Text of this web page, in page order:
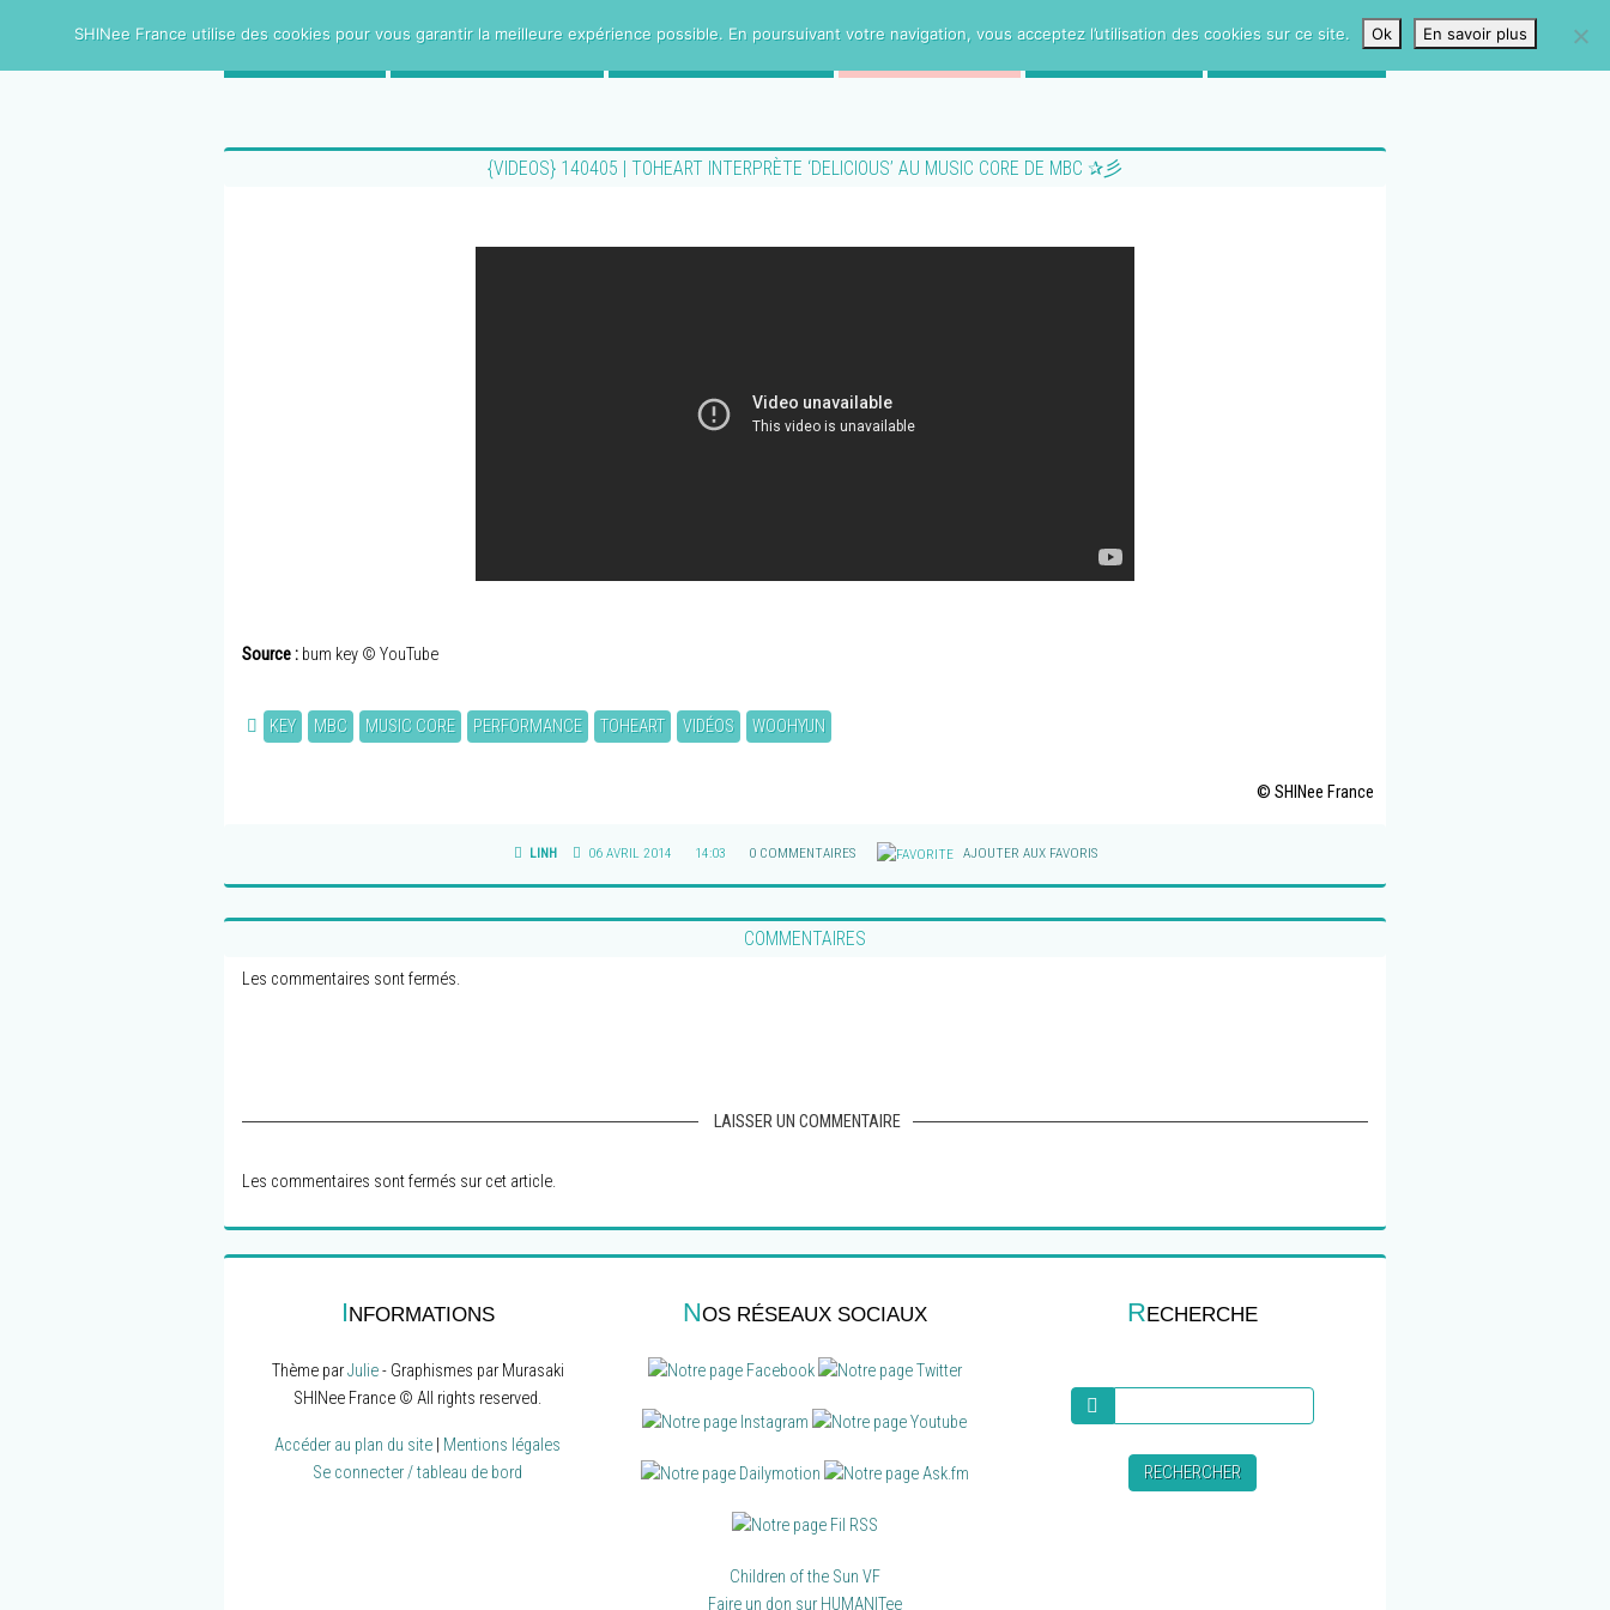
{VIDEOS} 140405 | TOHEART INTERPRÈTE ‘DELICIOUS’ AU MUSIC CORE DE MBC ✰彡
Source : bum key © YouTube
KEY MBC MUSIC CORE PERFORMANCE TOHEART VIDÉOS WOOHYUN
© SHINee France
LINH 06 AVRIL 2014 14:03 0 COMMENTAIRES AJOUTER AUX FAVORIS
COMMENTAIRES
Les commentaires sont fermés.
LAISSER UN COMMENTAIRE
Les commentaires sont fermés sur cet article.
INFORMATIONS
Thème parJulie- Graphismes par Murasaki
SHINee France © All rights reserved.
Accéder au plan du site Mentions légales
Se connecter / tableau de bord
NOS RÉSEAUX SOCIAUX
Children of the Sun VF
Faire un don sur HUMANITee
RECHERCHE
RECHERCHER
SHINee France utilise des cookies pour vous garantir la meilleure expérience possible. En poursuivant votre navigation, vous acceptez l’utilisation des cookies sur ce site. Ok En savoir plus